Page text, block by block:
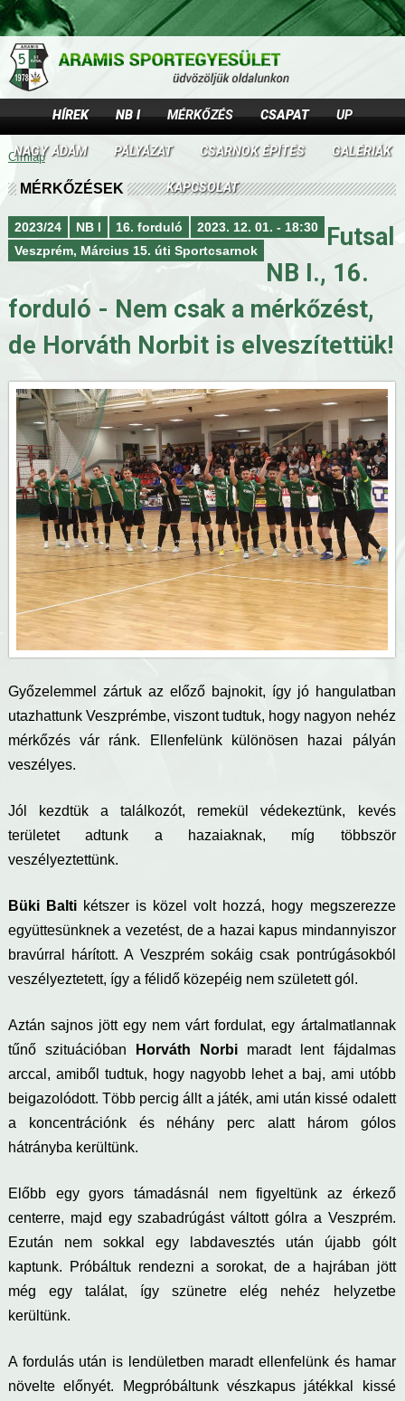
Jump to navigation
HÍREK NB I MÉRKŐZÉS CSAPAT UP
NAGY ÁDÁM PÁLYÁZAT CSARNOK ÉPÍTÉS GALÉRIÁK
KAPCSOLAT
J
e
n
l
e
g
h
e
y
Címlap
MÉRKŐZÉSEK
2023/24 NB I 16. forduló
2023. 12. 01. - 18:30
Veszprém, Március 15. úti Sportcsarnok
Futsal
NB I., 16.
forduló - Nem csak a mérkőzést,
de Horváth Norbit is elveszítettük!
Győzelemmel zártuk az előző bajnokit, így jó hangulatban
utazhattunk Veszprémbe, viszont tudtuk, hogy nagyon nehéz
mérkőzés vár ránk. Ellenfelünk különösen hazai pályán
veszélyes.
Jól kezdtük a találkozót, remekül védekeztünk, kevés
területet adtunk a hazaiaknak, míg többször
veszélyeztettünk.
Büki Balti kétszer is közel volt hozzá, hogy megszerezze
együttesünknek a vezetést, de a hazai kapus mindannyiszor
bravúrral hárított. A Veszprém sokáig csak pontrúgásokból
veszélyeztetett, így a félidő közepéig nem született gól.
Aztán sajnos jött egy nem várt fordulat, egy ártalmatlannak
tűnő szituációban
Horváth Norbi maradt lent fájdalmas
arccal, amiből tudtuk, hogy nagyobb lehet a baj, ami utóbb
beigazolódott. Több percig állt a játék, ami után kissé odalett
a koncentrációnk és néhány perc alatt három gólos
hátrányba kerültünk.
Előbb egy gyors támadásnál nem figyeltünk az érkező
centerre, majd egy szabadrúgást váltott gólra a Veszprém.
Ezután nem sokkal egy labdavesztés után újabb gólt
kaptunk. Próbáltuk rendezni a sorokat, de a hajrában jött
még egy találat, így szünetre elég nehéz helyzetbe
kerültünk.
A fordulás után is lendületben maradt ellenfelünk és hamar
növelte előnyét. Megpróbáltunk vészkapus játékkal kissé